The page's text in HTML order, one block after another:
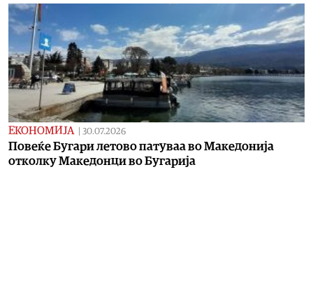
ЕКОНОМИЈА 30.07.2026
Повеќе Бугари летово патуваа во Македонија
отколку Македонци во Бугарија